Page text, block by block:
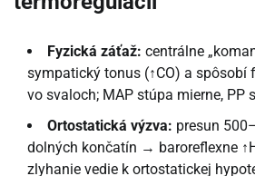
Fyzická záťaž: centrálne
sympatický tonus (↑CO) a spôsobí
vo svaloch; MAP stúpa mierne, PP
Ortostatická výzva: presun
dolných končatín → baroreflexne
zlyhanie vedie k ortostatickej